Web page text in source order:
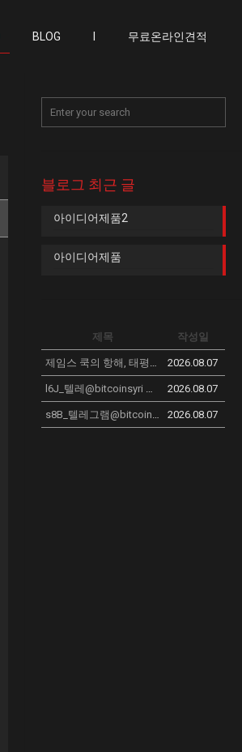
BLOG 무료온라인견적
블로그 최근 글
아이디어제품2
아이디어제품
제목 작성일
제임스 쿡의 항해, 태평양 탐사의 확대 2026.08.07
l6J_텔레@bitcoinsyri 블테구입 블테판매_o4T 2026.08.07
s8B_텔레그램@bitcoinsyri 국내거래소fds뚫어주는곳 국내거래소fds해결방법 국내거래소fds해결업체 국내거래소fds막혔을때 국내거래소fds시간_w1M 2026.08.07